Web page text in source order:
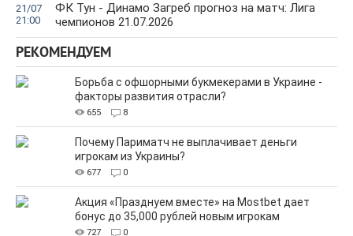
21/07
21:00
ФК Тун - Динамо Загреб прогноз на матч: Лига
чемпионов 21.07.2026
РЕКОМЕНДУЕМ
Борьба с офшорными букмекерами в Украине -
факторы развития отрасли?
655 8
Почему Париматч не выплачивает деньги
игрокам из Украины?
677 0
Акция «Празднуем вместе» на Mostbet дает
бонус до 35,000 рублей новым игрокам
727 0